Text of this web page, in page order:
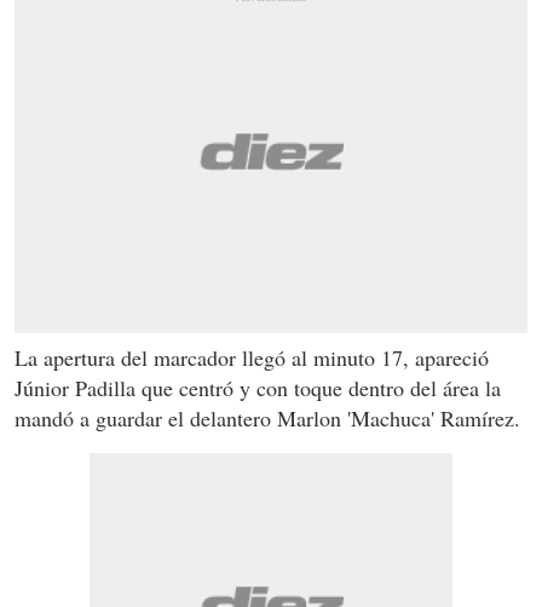
La apertura del marcador llegó al minuto 17, apareció
Júnior Padilla que centró y con toque dentro del área la
mandó a guardar el delantero Marlon 'Machuca' Ramírez.